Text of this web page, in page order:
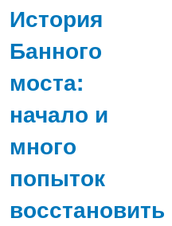
История
Банного
моста:
начало и
много
попыток
восстановить